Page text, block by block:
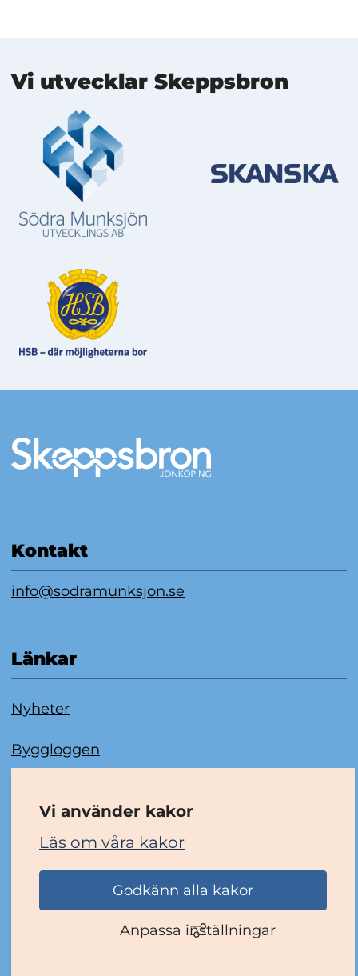
Vi använder kakor
Läs om våra kakor
Godkänn alla kakor
Anpassa inställningar
Vi utvecklar Skeppsbron
Kontakt
info@sodramunksjon.se
Länkar
Nyheter
Byggloggen
Tillgänglighetsredogörelse